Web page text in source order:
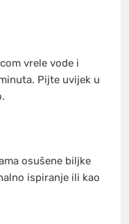
vrele vode i
Pijte uvijek u
osušene biljke
ispiranje ili kao